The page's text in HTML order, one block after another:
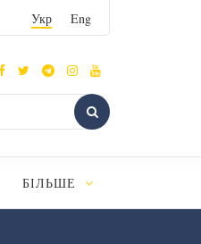
Укр Eng
БІЛЬШЕ